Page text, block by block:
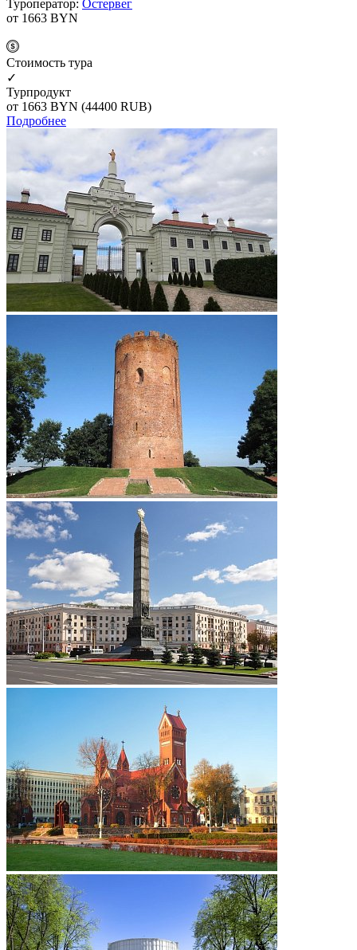
Туроператор: Остервег
от 1663 BYN
Cтоимость тура
✓
Турпродукт
от 1663 BYN (44400 RUB)
Подробнее